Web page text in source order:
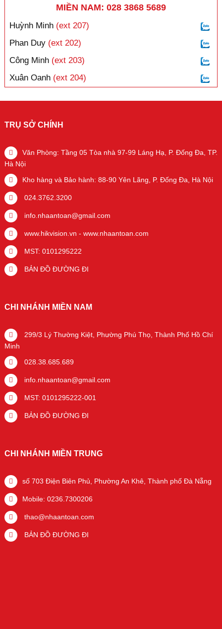
MIỀN NAM: 028 3868 5689
Huỳnh Minh (ext 207)
Phan Duy (ext 202)
Công Minh (ext 203)
Xuân Oanh (ext 204)
TRỤ SỞ CHÍNH
Văn Phòng: Tầng 05 Tòa nhà 97-99 Láng Hạ, P. Đống Đa, TP.
Hà Nội
Kho hàng và Bảo hành: 88-90 Yên Lãng, P. Đống Đa, Hà Nội
024.3762.3200
info.nhaantoan@gmail.com
www.hikvision.vn - www.nhaantoan.com
MST: 0101295222
BẢN ĐỒ ĐƯỜNG ĐI
CHI NHÁNH MIỀN NAM
299/3 Lý Thường Kiệt, Phường Phú Thọ, Thành Phố Hồ Chí
Minh
028.38.685.689
info.nhaantoan@gmail.com
MST: 0101295222-001
BẢN ĐỒ ĐƯỜNG ĐI
CHI NHÁNH MIỀN TRUNG
số 703 Điện Biên Phủ, Phường An Khê, Thành phố Đà Nẵng
Mobile: 0236.7300206
thao@nhaantoan.com
BẢN ĐỒ ĐƯỜNG ĐI